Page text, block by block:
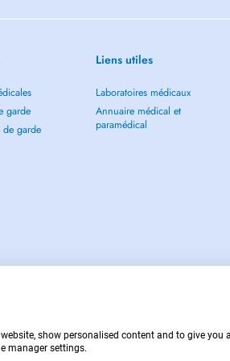
garde
de garde
Liens utiles
Laboratoires médicaux
Annuaire médical et
paramédical
show personalised content and to give you
manager settings.